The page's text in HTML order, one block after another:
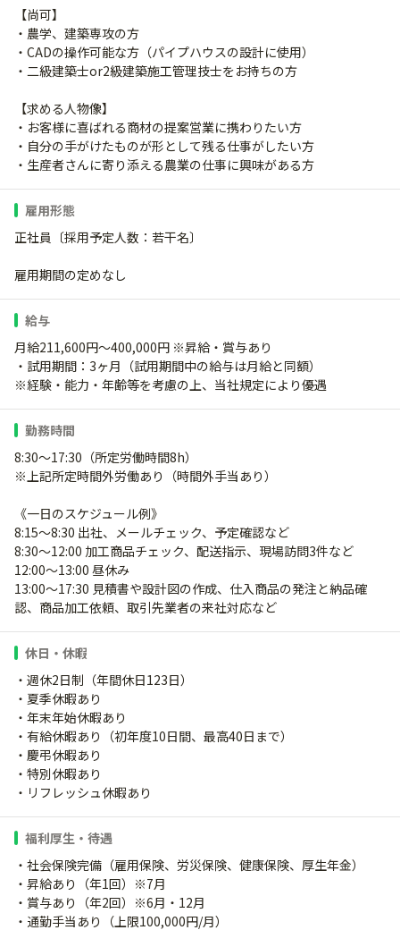
【尚可】
・農学、建築専攻の方
・CADの操作可能な方（パイプハウスの設計に使用）
・二級建築士or2級建築施工管理技士をお持ちの方
【求める人物像】
・お客様に喜ばれる商材の提案営業に携わりたい方
・自分の手がけたものが形として残る仕事がしたい方
・生産者さんに寄り添える農業の仕事に興味がある方
雇用形態
正社員〔採用予定人数：若干名〕
雇用期間の定めなし
給与
月給211,600円～400,000円 ※昇給・賞与あり
・試用期間：3ヶ月（試用期間中の給与は月給と同額）
※経験・能力・年齢等を考慮の上、当社規定により優遇
勤務時間
8:30～17:30（所定労働時間8h）
※上記所定時間外労働あり（時間外手当あり）
《一日のスケジュール例》
8:15～8:30 出社、メールチェック、予定確認など
8:30～12:00 加工商品チェック、配送指示、現場訪問3件など
12:00～13:00 昼休み
13:00～17:30 見積書や設計図の作成、仕入商品の発注と納品確
認、商品加工依頼、取引先業者の来社対応など
休日・休暇
・週休2日制（年間休日123日）
・夏季休暇あり
・年末年始休暇あり
・有給休暇あり（初年度10日間、最高40日まで）
・慶弔休暇あり
・特別休暇あり
・リフレッシュ休暇あり
福利厚生・待遇
・社会保険完備（雇用保険、労災保険、健康保険、厚生年金）
・昇給あり（年1回）※7月
・賞与あり（年2回）※6月・12月
・通勤手当あり（上限100,000円/月）